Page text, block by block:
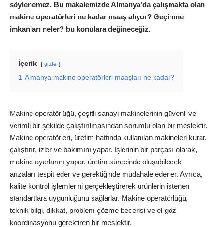
söylenemez. Bu makalemizde Almanya’da çalışmakta olan
makine operatörleri ne kadar maaş alıyor? Geçinme
imkanları neler? bu konulara değineceğiz.
İçerik gizle
1 Almanya makine operatörleri maaşları ne kadar?
Makine operatörlüğü, çeşitli sanayi makinelerinin güvenli ve
verimli bir şekilde çalıştırılmasından sorumlu olan bir meslektir.
Makine operatörleri, üretim hattında kullanılan makineleri kurar,
çalıştırır, izler ve bakımını yapar. İşlerinin bir parçası olarak,
makine ayarlarını yapar, üretim sürecinde oluşabilecek
arızaları tespit eder ve gerektiğinde müdahale ederler. Ayrıca,
kalite kontrol işlemlerini gerçekleştirerek ürünlerin istenen
standartlara uygunluğunu sağlarlar. Makine operatörlüğü,
teknik bilgi, dikkat, problem çözme becerisi ve el-göz
koordinasyonu gerektiren bir meslektir.